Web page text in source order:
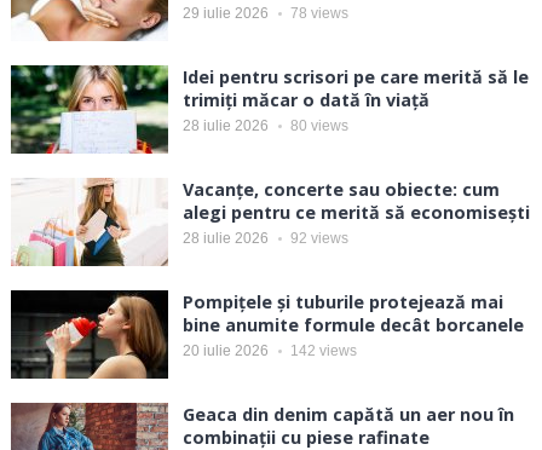
29 iulie 2026 78 views
Idei pentru scrisori pe care merită să le
trimiți măcar o dată în viață
28 iulie 2026 80 views
Vacanțe, concerte sau obiecte: cum
alegi pentru ce merită să economisești
28 iulie 2026 92 views
Pompițele și tuburile protejează mai
bine anumite formule decât borcanele
20 iulie 2026 142 views
Geaca din denim capătă un aer nou în
combinații cu piese rafinate